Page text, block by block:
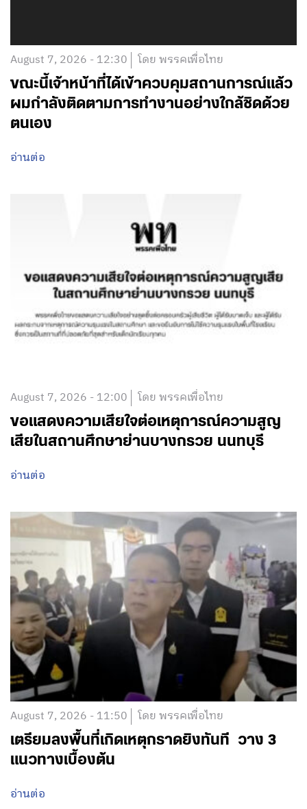
August 7, 2026 - 12:30 โดย พรรคเพื่อไทย
ขณะนี้เจ้าหน้าที่ได้เข้าควบคุมสถานการณ์แล้ว
ผมกำลังติดตามการทำงานอย่างใกล้ชิดด้วย
ตนเอง
อ่านต่อ
August 7, 2026 - 12:00 โดย พรรคเพื่อไทย
ขอแสดงความเสียใจต่อเหตุการณ์ความสูญ
เสียในสถานศึกษาย่านบางกรวย นนทบุรี
อ่านต่อ
August 7, 2026 - 11:50 โดย พรรคเพื่อไทย
เตรียมลงพื้นที่เกิดเหตุกราดยิงทันที วาง 3
แนวทางเบื้องต้น
อ่านต่อ